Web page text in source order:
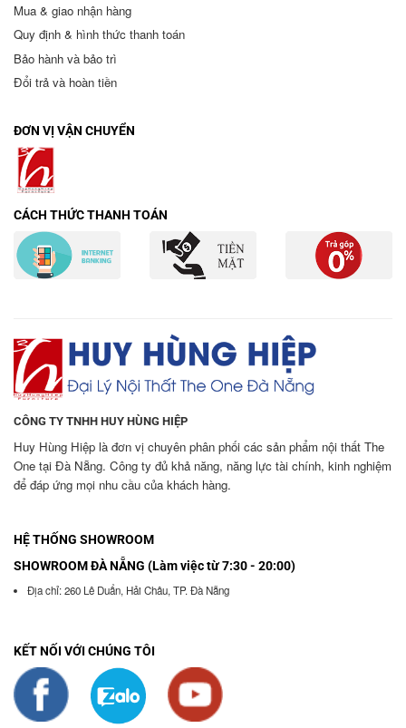
Mua & giao nhận hàng
Quy định & hình thức thanh toán
Bảo hành và bảo trì
Đổi trả và hoàn tiền
ĐƠN VỊ VẬN CHUYỂN
CÁCH THỨC THANH TOÁN
CÔNG TY TNHH HUY HÙNG HIỆP
Huy Hùng Hiệp là đơn vị chuyên phân phối các sản phẩm nội thất The
One tại Đà Nẵng. Công ty đủ khả năng, năng lực tài chính, kinh nghiệm
để đáp ứng mọi nhu cầu của khách hàng.
HỆ THỐNG SHOWROOM
SHOWROOM ĐÀ NẴNG (Làm việc từ 7:30 - 20:00)
Địa chỉ: 260 Lê Duẩn, Hải Châu, TP. Đà Nẵng
KẾT NỐI VỚI CHÚNG TÔI